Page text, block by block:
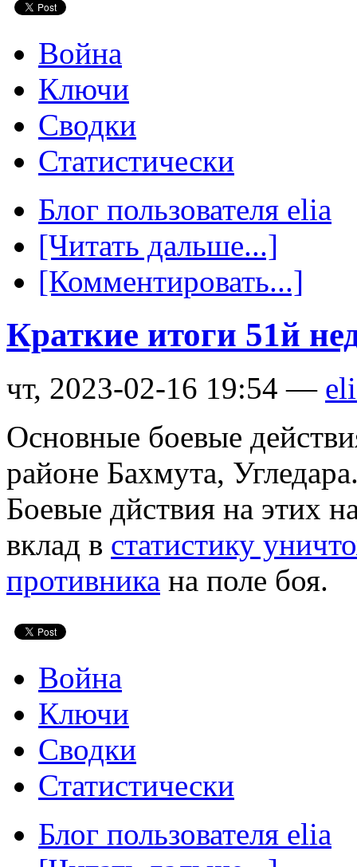
Война
Ключи
Сводки
Статистически
Блог пользователя elia
[Читать дальше...]
[Комментировать...]
Краткие итоги 51й
чт, 2023-02-16 19:54 —
Основные боевые
районе Бахмута,
Боевые дйствия на этих
вклад в статистику
противника на поле боя.
Война
Ключи
Сводки
Статистически
Блог пользователя elia